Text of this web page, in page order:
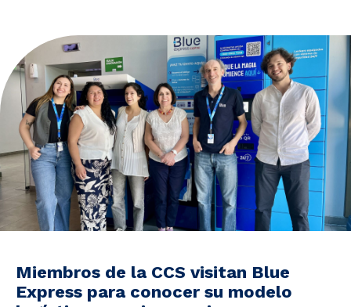
CAM Santiago
Unidades de Servicios
Miembros de la CCS visitan Blue
Express para conocer su modelo